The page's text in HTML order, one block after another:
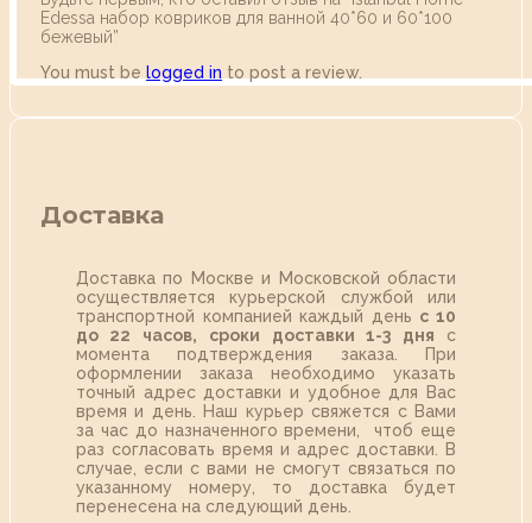
Edessa набор ковриков для ванной 40*60 и 60*100
бежевый”
You must be logged in to post a review.
Доставка
Доставка по Москве и Московской области
осуществляется курьерской службой или
транспортной компанией каждый день с 10
до 22 часов,
сроки доставки 1-3 дня с
момента подтверждения заказа. При
оформлении заказа необходимо указать
точный адрес доставки и удобное для Вас
время и день. Наш курьер свяжется с Вами
за час до назначенного времени, чтоб еще
раз согласовать время и адрес доставки. В
случае, если с вами не смогут связаться по
указанному номеру, то доставка будет
перенесена на следующий день.